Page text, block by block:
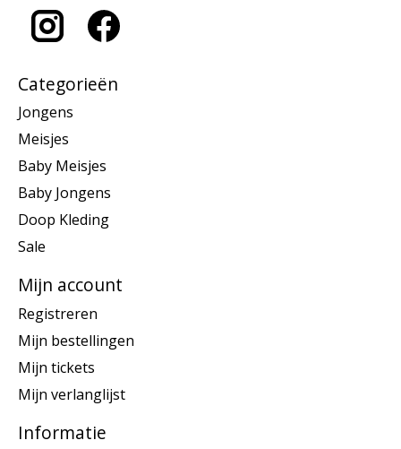
Categorieën
Jongens
Meisjes
Baby Meisjes
Baby Jongens
Doop Kleding
Sale
Mijn account
Registreren
Mijn bestellingen
Mijn tickets
Mijn verlanglijst
Informatie